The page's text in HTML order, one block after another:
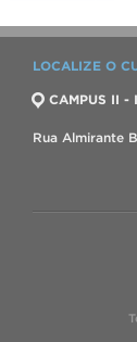
LOCALIZE O
CAMPUS II -
Rua Almirante